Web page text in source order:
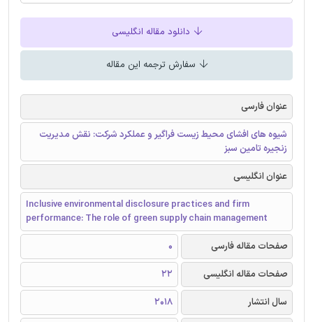
دانلود مقاله انگلیسی
سفارش ترجمه این مقاله
عنوان فارسی
شیوه های افشای محیط زیست فراگیر و عملکرد شرکت: نقش مدیریت
زنجیره تامین سبز
عنوان انگلیسی
Inclusive environmental disclosure practices and firm
performance: The role of green supply chain management
صفحات مقاله فارسی
0
صفحات مقاله انگلیسی
22
سال انتشار
2018